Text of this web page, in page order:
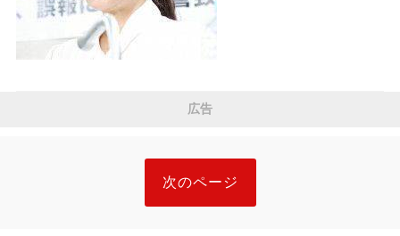
広告
次のページ